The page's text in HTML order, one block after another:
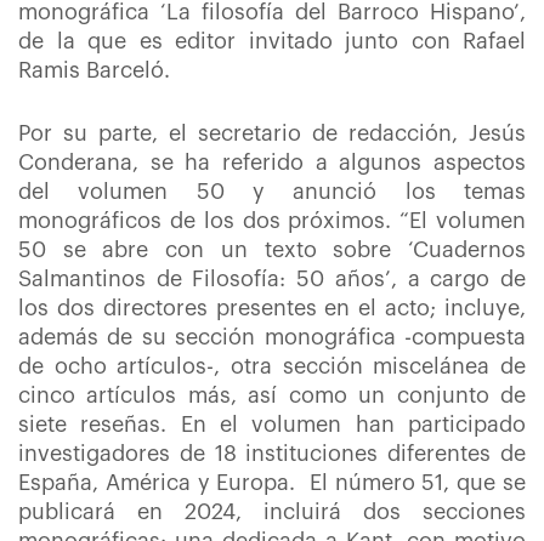
monográfica ‘La filosofía del Barroco Hispano’,
de la que es editor invitado junto con Rafael
Ramis Barceló.
Por su parte, el secretario de redacción, Jesús
Conderana, se ha referido a algunos aspectos
del volumen 50 y anunció los temas
monográficos de los dos próximos. “El volumen
50 se abre con un texto sobre ‘Cuadernos
Salmantinos de Filosofía: 50 años’, a cargo de
los dos directores presentes en el acto; incluye,
además de su sección monográfica -compuesta
de ocho artículos-, otra sección miscelánea de
cinco artículos más, así como un conjunto de
siete reseñas. En el volumen han participado
investigadores de 18 instituciones diferentes de
España, América y Europa. El número 51, que se
publicará en 2024, incluirá dos secciones